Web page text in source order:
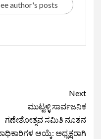
author's posts
Next
ಮುಟ್ಟಳ್ಳಿ ಸಾರ್ವಜನಿಕ
ಗಣೇಶೋತ್ಸವ ಸಮಿತಿ ನೂತನ
ಆಯ್ಕೆ: ಅಧ್ಯಕ್ಷರಾಗಿ